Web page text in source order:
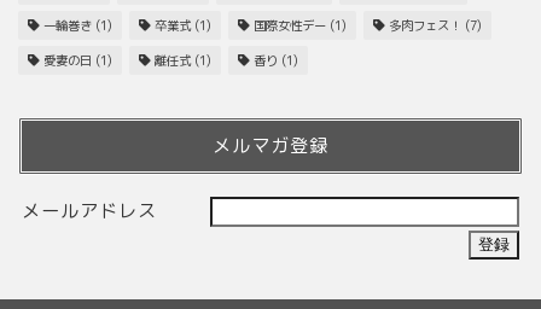
一輪巻き (1) 卒業式(1) 国際女性デー (1) 多肉フェス！ (7)
愛妻の日 (1) 離任式(1) 香り (1)
メルマガ登録
メールアドレス